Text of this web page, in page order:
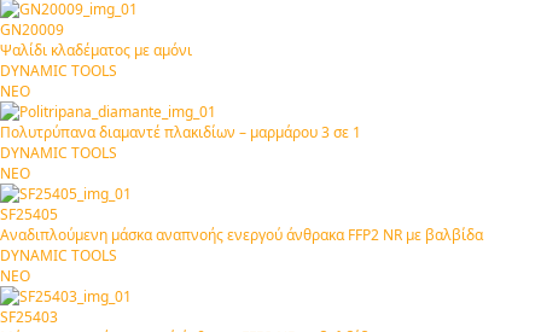
GN20009
Ψαλίδι κλαδέματος με αμόνι
DYNAMIC TOOLS
ΝΕΟ
Πολυτρύπανα διαμαντέ πλακιδίων – μαρμάρου 3 σε 1
DYNAMIC TOOLS
ΝΕΟ
SF25405
Αναδιπλούμενη μάσκα αναπνοής ενεργού άνθρακα FFP2 NR με βαλβίδα
DYNAMIC TOOLS
ΝΕΟ
SF25403